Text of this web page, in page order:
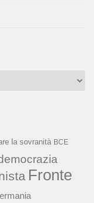
la sovranità BCE
Fronte